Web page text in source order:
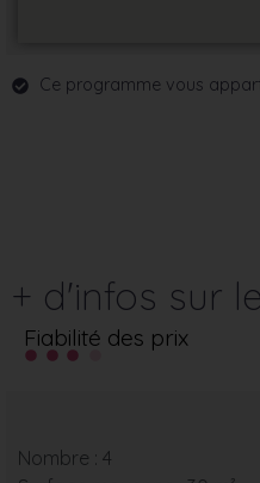
Ce programme vous
+ d'infos sur
Fiabilité des prix
Nombre : 4